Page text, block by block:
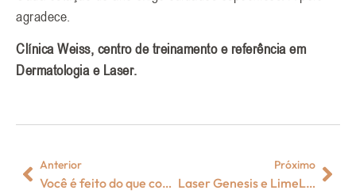
agradece.
Clínica Weiss, centro de treinamento e referência em
Dermatologia e Laser.
Anterior
Você é feito do que come, pensa e vê
Próximo
Laser Genesis e LimeLigth : a combinação high tech